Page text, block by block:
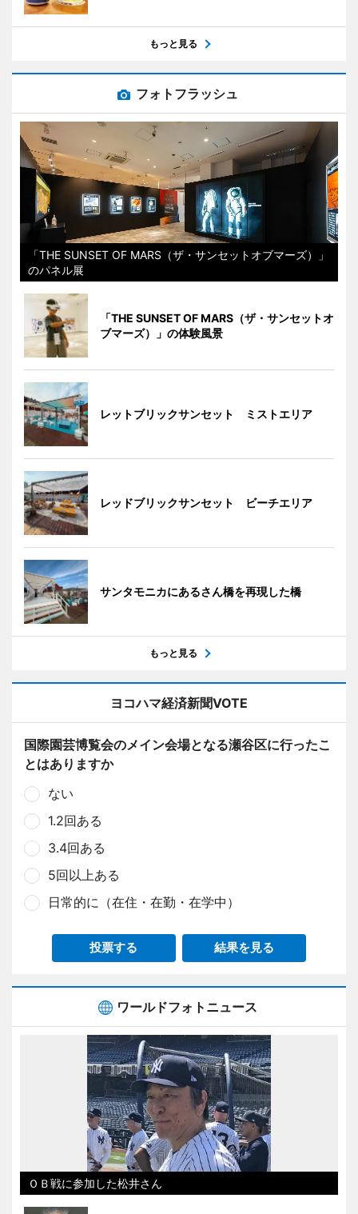
もっと見る
フォトフラッシュ
「THE SUNSET OF MARS（ザ・サンセットオブマーズ）」
のパネル展
「THE SUNSET OF MARS（ザ・サンセットオ
ブマーズ）」の体験風景
レットブリックサンセット ミストエリア
レッドブリックサンセット ビーチエリア
サンタモニカにあるさん橋を再現した橋
もっと見る
ヨコハマ経済新聞VOTE
国際園芸博覧会のメイン会場となる瀬谷区に行ったこ
とはありますか
ない
1.2回ある
3.4回ある
5回以上ある
日常的に（在住・在勤・在学中）
投票する 結果を見る
ワールドフォトニュース
ＯＢ戦に参加した松井さん